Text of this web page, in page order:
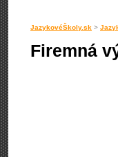
JazykovéŠkoly.sk >
Firemná